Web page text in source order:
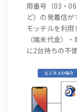
用番号（03・
ど）の発着信が
モッテルを利
（端末代金）
に2台持ちの不